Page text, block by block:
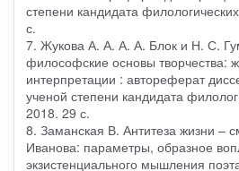
степени кандидата
с.
7. Жукова А. А. А. А. Блок и Н. С.
философские основы творчества:
интерпретации : автореферат
ученой степени кандидата
2018. 29 с.
8. Заманская В. Антитеза жизни –
Иванова: параметры, образное
экзистенциального мышления